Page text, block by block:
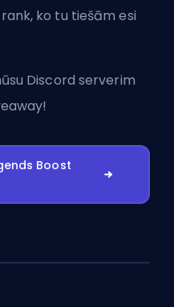
ko tu tiešām esi
Discord serverim
Boost